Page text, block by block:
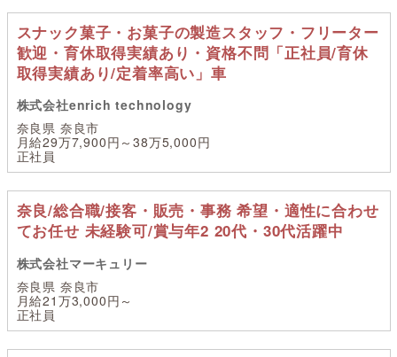
スナック菓子・お菓子の製造スタッフ・フリーター
歓迎・育休取得実績あり・資格不問「正社員/育休
取得実績あり/定着率高い」車
株式会社enrich technology
奈良県 奈良市
月給29万7,900円～38万5,000円
正社員
奈良/総合職/接客・販売・事務 希望・適性に合わせ
てお任せ 未経験可/賞与年2 20代・30代活躍中
株式会社マーキュリー
奈良県 奈良市
月給21万3,000円～
正社員